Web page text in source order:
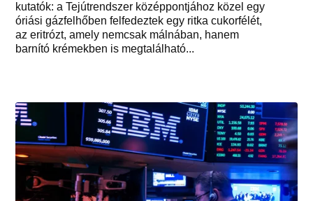
kutatók: a Tejútrendszer középpontjához közel egy
óriási gázfelhőben felfedeztek egy ritka cukorfélét,
az eritrózt, amely nemcsak málnában, hanem
barnító krémekben is megtalálható...